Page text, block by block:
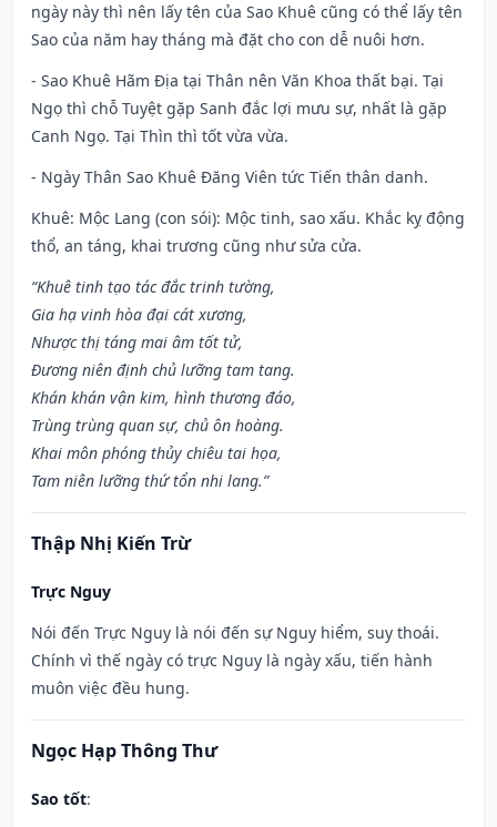
ngày này thì nên lấy tên của Sao Khuê cũng có thể lấy tên
Sao của năm hay tháng mà đặt cho con dễ nuôi hơn.
- Sao Khuê Hãm Địa tại Thân nên Văn Khoa thất bại. Tại
Ngọ thì chỗ Tuyệt gặp Sanh đắc lợi mưu sự, nhất là gặp
Canh Ngọ. Tại Thìn thì tốt vừa vừa.
- Ngày Thân Sao Khuê Đăng Viên tức Tiến thân danh.
Khuê: Mộc Lang (con sói): Mộc tinh, sao xấu. Khắc kỵ động
thổ, an táng, khai trương cũng như sửa cửa.
“Khuê tinh tạo tác đắc trinh tường,
Gia hạ vinh hòa đại cát xương,
Nhược thị táng mai âm tốt tử,
Đương niên định chủ lưỡng tam tang.
Khán khán vận kim, hình thương đáo,
Trùng trùng quan sự, chủ ôn hoàng.
Khai môn phóng thủy chiêu tai họa,
Tam niên lưỡng thứ tổn nhi lang.”
Thập Nhị Kiến Trừ
Trực Nguy
Nói đến Trực Nguy là nói đến sự Nguy hiểm, suy thoái.
Chính vì thế ngày có trực Nguy là ngày xấu, tiến hành
muôn việc đều hung.
Ngọc Hạp Thông Thư
Sao tốt: